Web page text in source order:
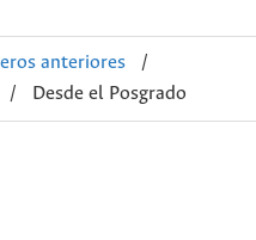
anteriores
/
/ Desde el Posgrado